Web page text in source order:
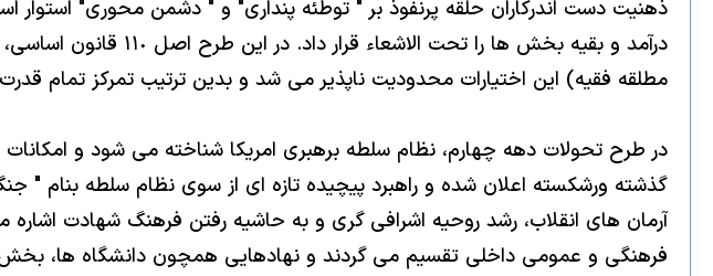
ذهنيت دست اندركاران حلقه پرنفوذ بر " توطئه پندارى" و " دشمن محورى"
مطلقه فقيه) اين اختيارات محدوديت ناپذير مى شد و بدين ترتيب تمركز تمام
در طرح تحولات دهه چهارم، نظام سلطه برهبرى امريكا شناخته مى شود و
گذشته ورشكسته اعلان شده و راهبرد پيچيده تازه اى از سوى نظام سلطه بنام "
آرمان هاى انقلاب، رشد روحيه اشرافى گرى و به حاشيه رفتن فرهنگ شهادت
فرهنگى و عمومى داخلى تقسيم مى گردند و نهادهايى همچون دانشگاه ها،